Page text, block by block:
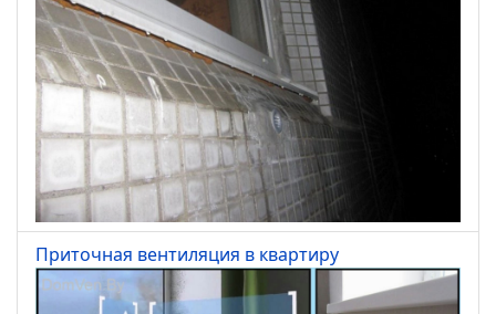
Приточная вентиляция в квартиру